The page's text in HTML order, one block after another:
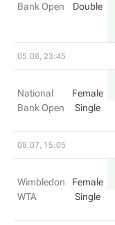
Bank Open
Double
05.08, 23:45
National
Bank Open
Female
Single
08.07, 15:05
Wimbledon
WTA
Female
Single